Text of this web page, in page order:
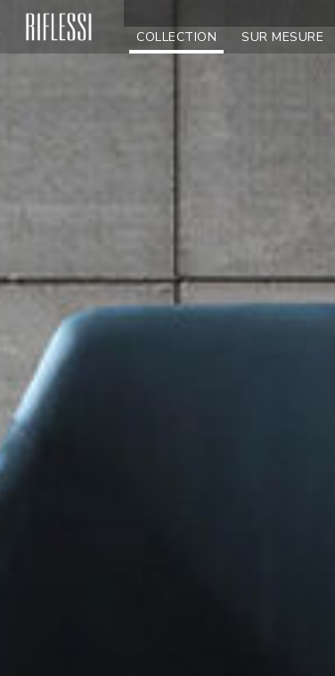
COLLECTION SUR MESURE